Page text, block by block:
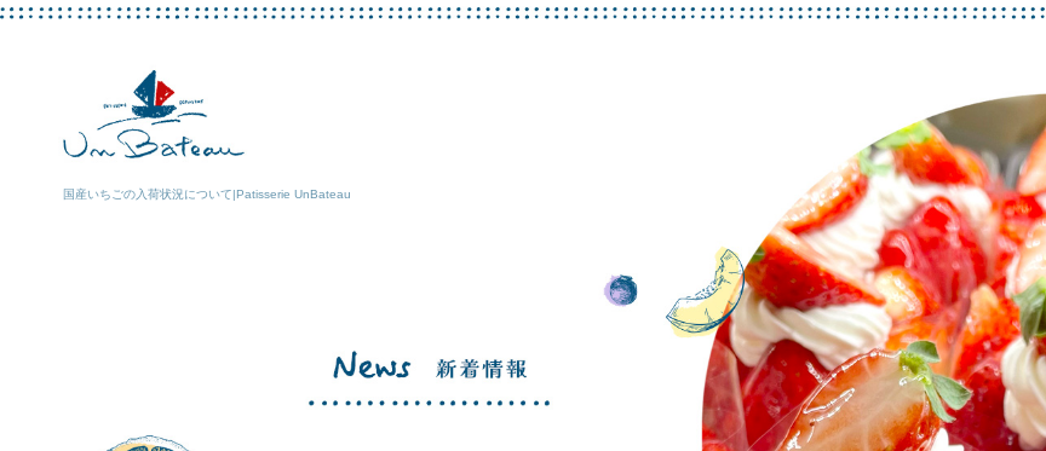
国産いちごの入荷状況について|Patisserie UnBateau